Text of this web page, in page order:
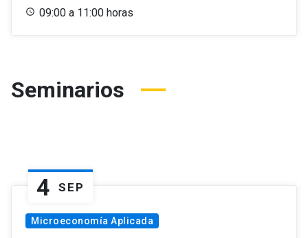
09:00 a 11:00 horas
Seminarios
4 SEP
Microeconomía Aplicada